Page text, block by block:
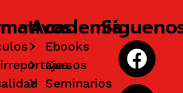
Academia
Ebooks
Cursos
Seminarios